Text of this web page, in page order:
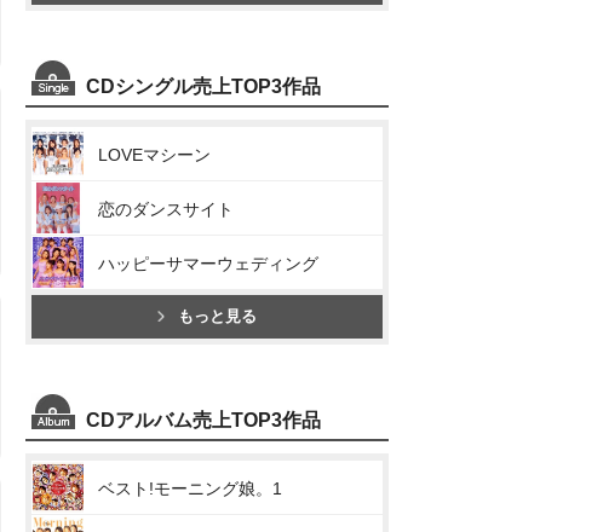
CDシングル売上TOP3作品
LOVEマシーン
恋のダンスサイト
ハッピーサマーウェディング
もっと見る
CDアルバム売上TOP3作品
ベスト!モーニング娘。1